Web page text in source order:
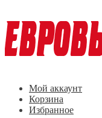
к
навигации
к
содержимому
Мой аккаунт
Корзина
Избранное